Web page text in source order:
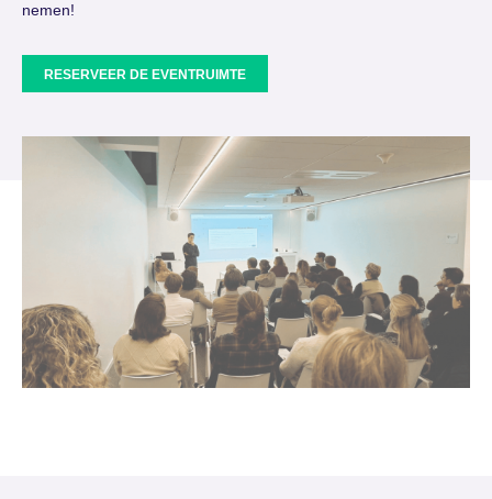
nemen!
RESERVEER DE EVENTRUIMTE